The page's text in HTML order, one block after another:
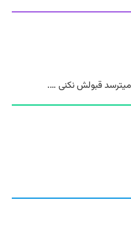
قبولش نکنی ….